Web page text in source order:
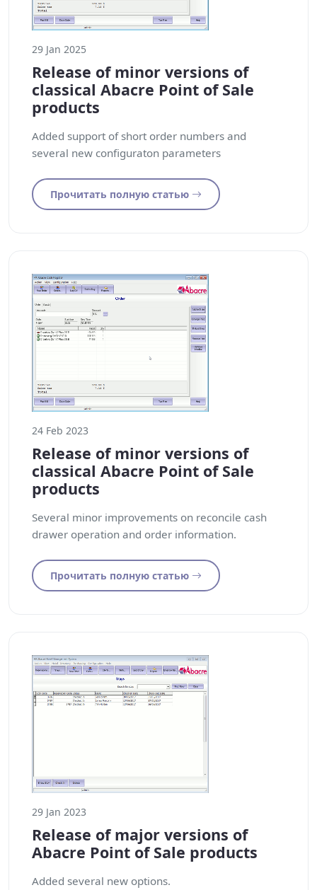
29 Jan 2025
Release of minor versions of
classical Abacre Point of Sale
products
Added support of short order numbers and
several new configuraton parameters
Прочитать полную статью
24 Feb 2023
Release of minor versions of
classical Abacre Point of Sale
products
Several minor improvements on reconcile cash
drawer operation and order information.
Прочитать полную статью
29 Jan 2023
Release of major versions of
Abacre Point of Sale products
Added several new options.